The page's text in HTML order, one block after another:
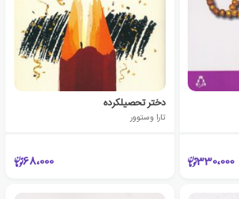
330،000
دختر تحصیلکرده
تارا وستوور
68،000